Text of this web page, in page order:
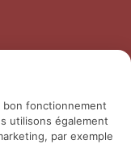
bon fonctionnement
utilisons également
par exemple